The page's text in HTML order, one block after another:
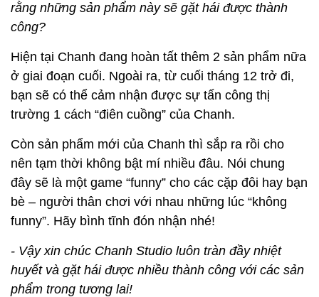
rằng những sản phẩm này sẽ gặt hái được thành
công?
Hiện tại Chanh đang hoàn tất thêm 2 sản phẩm nữa
ở giai đoạn cuối. Ngoài ra, từ cuối tháng 12 trở đi,
bạn sẽ có thể cảm nhận được sự tấn công thị
trường 1 cách “điên cuồng” của Chanh.
Còn sản phẩm mới của Chanh thì sắp ra rồi cho
nên tạm thời không bật mí nhiều đâu. Nói chung
đây sẽ là một game “funny” cho các cặp đôi hay bạn
bè – người thân chơi với nhau những lúc “không
funny”. Hãy bình tĩnh đón nhận nhé!
- Vậy xin chúc Chanh Studio luôn tràn đầy nhiệt
huyết và gặt hái được nhiều thành công với các sản
phẩm trong tương lai!